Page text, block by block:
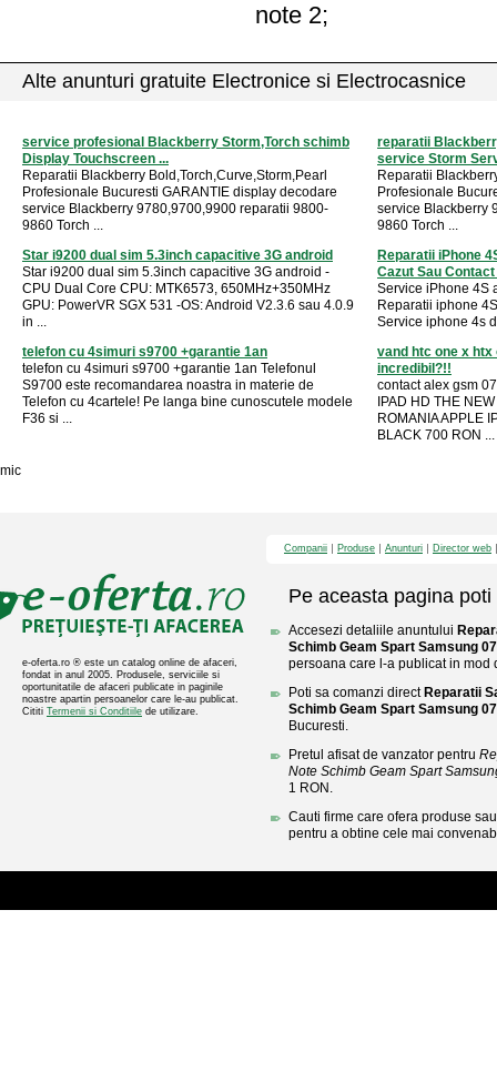
note 2;
Alte anunturi gratuite Electronice si Electrocasnice
service profesional Blackberry Storm,Torch schimb
Display Touchscreen ...
Reparatii Blackberry Bold,Torch,Curve,Storm,Pearl
Profesionale Bucuresti GARANTIE display decodare
service Blackberry 9780,9700,9900 reparatii 9800-
9860 Torch ...
reparatii
service Storm
Reparatii
Profesionale
service Blackberry
9860 Torch ...
Star i9200 dual sim 5.3inch capacitive 3G android
Star i9200 dual sim 5.3inch capacitive 3G android -
CPU Dual Core CPU: MTK6573, 650MHz+350MHz
GPU: PowerVR SGX 531 -OS: Android V2.3.6 sau 4.0.9
in ...
Reparatii iPhone
Cazut Sau Contact
Service iPhone 4S
Reparatii iphone
Service iphone 4s
telefon cu 4simuri s9700 +garantie 1an
telefon cu 4simuri s9700 +garantie 1an Telefonul
S9700 este recomandarea noastra in materie de
Telefon cu 4cartele! Pe langa bine cunoscutele modele
F36 si ...
vand htc one x
incredibil?!!
contact alex gsm
IPAD HD THE
ROMANIA APPLE
BLACK 700 RON ...
mic
e-oferta.ro ® este un catalog online de afaceri,
fondat in anul 2005. Produsele, serviciile si
oportunitatile de afaceri publicate in paginile
noastre apartin persoanelor care le-au publicat.
Cititi Termenii si Conditiile de utilizare.
Companii Produse Anunturi Director web
Pe aceasta pagina poti
Accesezi detaliile anuntului
Schimb Geam Spart Samsung
persoana care l-a publicat in mod
Poti sa comanzi direct Reparatii
Schimb Geam Spart Samsung
Bucuresti.
Pretul afisat de vanzator pentru
Note Schimb Geam Spart
1 RON.
Cauti firme care ofera produse
pentru a obtine cele mai